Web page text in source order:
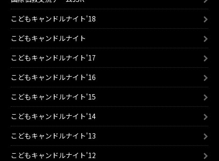
こどもキャンドルナイト'18
こどもキャンドルナイト
こどもキャンドルナイト'17
こどもキャンドルナイト'16
こどもキャンドルナイト'15
こどもキャンドルナイト'14
こどもキャンドルナイト'13
こどもキャンドルナイト'12